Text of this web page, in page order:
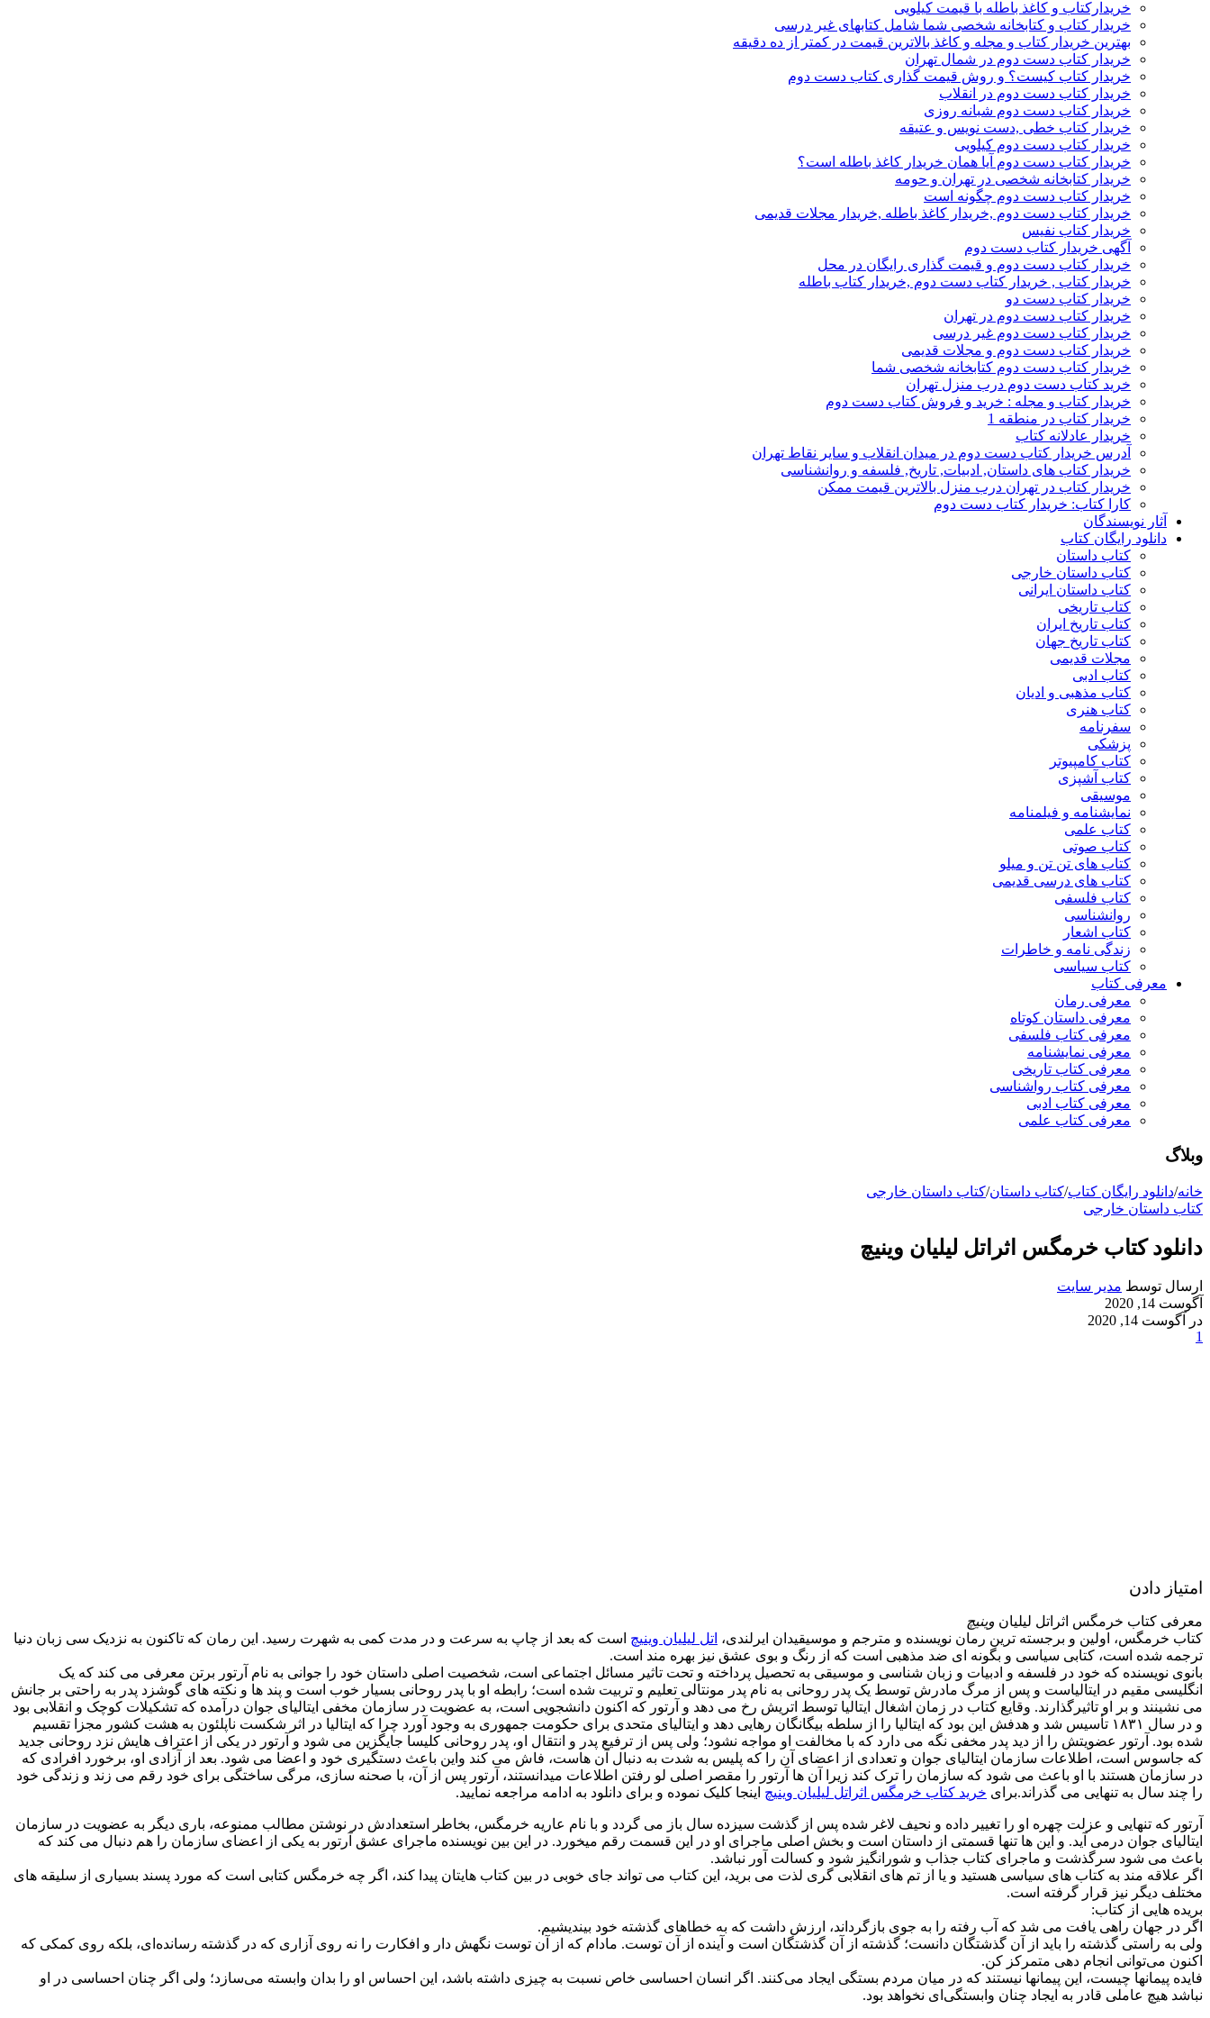
خریدارکتاب و کاغذ باطله با قیمت کیلویی
خریدار کتاب و کتابخانه شخصی شما شامل کتابهای غیر درسی
بهترین خریدار کتاب و مجله و کاغذ بالاترین قیمت در کمتر از ده دقیقه
خریدار کتاب دست دوم در شمال تهران
خریدار کتاب کیست؟ و روش قیمت گذاری کتاب دست دوم
خریدار کتاب دست دوم در انقلاب
خریدار کتاب دست دوم شبانه روزی
خریدار کتاب خطی ,دست نویس و عتیقه
خریدار کتاب دست دوم کیلویی
خریدار کتاب دست دوم آیا همان خریدار کاغذ باطله است؟
خریدار کتابخانه شخصی در تهران و حومه
خریدار کتاب دست دوم چگونه است
خریدار کتاب دست دوم ,خریدار کاغذ باطله ,خریدار مجلات قدیمی
خریدار کتاب نفیس
آگهی خریدار کتاب دست دوم
خریدار کتاب دست دوم و قیمت گذاری رایگان در محل
خریدار کتاب , خریدار کتاب دست دوم ,خریدار کتاب باطله
خریدار کتاب دست دو
خریدار کتاب دست دوم در تهران
خریدار کتاب دست دوم غیر درسی
خریدار کتاب دست دوم و مجلات قدیمی
خریدار کتاب دست دوم کتابخانه شخصی شما
خرید کتاب دست دوم درب منزل تهران
خریدار کتاب و مجله : خرید و فروش کتاب دست دوم
خریدار کتاب در منطقه 1
خریدار عادلانه کتاب
آدرس خریدار کتاب دست دوم در میدان انقلاب و سایر نقاط تهران
خریدار کتاب های داستان, ادبیات, تاریخ, فلسفه و روانشناسی
خریدار کتاب در تهران درب منزل بالاترین قیمت ممکن
کارا کتاب: خریدار کتاب دست دوم
آثار نویسندگان
دانلود رایگان کتاب
کتاب داستان
کتاب داستان خارجی
کتاب داستان ایرانی
کتاب تاریخی
کتاب تاریخ ایران
کتاب تاریخ جهان
مجلات قدیمی
کتاب ادبی
کتاب مذهبی و ادیان
کتاب هنری
سفرنامه
پزشکی
کتاب کامپیوتر
کتاب آشپزی
موسیقی
نمایشنامه و فیلمنامه
کتاب علمی
کتاب صوتی
کتاب های تن تن و میلو
کتاب های درسی قدیمی
کتاب فلسفی
روانشناسی
کتاب اشعار
زندگی نامه و خاطرات
کتاب سیاسی
معرفی کتاب
معرفی رمان
معرفی داستان کوتاه
معرفی کتاب فلسفی
معرفی نمایشنامه
معرفی کتاب تاریخی
معرفی کتاب رواشناسی
معرفی کتاب ادبی
معرفی کتاب علمی
وبلاگ
خانه/دانلود رایگان کتاب/کتاب داستان/کتاب داستان خارجی
کتاب داستان خارجی
دانلود کتاب خرمگس اثراتل لیلیان وینیچ
ارسال توسط مدیر سایت
آگوست 14, 2020
در آگوست 14, 2020
1
امتیاز دادن
معرفی کتاب خرمگس اثر اتل لیلیان وینیچ
کتاب خرمگس، اولین و برجسته ترین رمان نویسنده و مترجم و موسیقیدان ایرلندی، اتل لیلیان وینیچ است که بعد از چاپ به سرعت و در مدت کمی به شهرت رسید. این رمان که تاکنون به نزدیک سی زبان دنیا
ترجمه شده است، کتابی سیاسی و بگونه ای ضد مذهبی است که از رنگ و بوی عشق نیز بهره مند است.
بانوی نویسنده که خود در فلسفه و ادبیات و زبان شناسی و موسیقی به تحصیل پرداخته و تحت تاثیر مسائل اجتماعی است، شخصیت اصلی داستان خود را جوانی به نام آرتور برتن معرفی می کند که یک
انگلیسی مقیم در ایتالیاست و پس از مرگ مادرش توسط یک پدر روحانی به نام پدر مونتالی تعلیم و تربیت شده است؛ رابطه او با پدر روحانی بسیار خوب است و پند ها و نکته های گوشزد پدر به راحتی بر جانش
می نشینند و بر او تاثیرگذارند. وقایع کتاب در زمان اشغال ایتالیا توسط اتریش رخ می دهد و آرتور که اکنون دانشجویی است، به عضویت در سازمان مخفی ایتالیای جوان درآمده که تشکیلات کوچک و انقلابی بود
و در سال ۱۸۳۱ تأسیس شد و هدفش این بود که ایتالیا را از سلطه بیگانگان رهایی دهد و ایتالیای متحدی برای حکومت جمهوری به وجود آورد چرا که ایتالیا در اثر شکست ناپلئون به هشت کشور مجزا تقسیم
شده بود. آرتور عضویتش را از دید پدر مخفی نگه می دارد که با مخالفت او مواجه نشود؛ ولی پس از ترفیع پدر و انتقال او، پدر روحانی کلیسا جایگزین می شود و آرتور در یکی از اعتراف هایش نزد روحانی جدید
که جاسوس است، اطلاعات سازمان ایتالیای جوان و تعدادی از اعضای آن را که پلیس به شدت به دنبال آن هاست، فاش می کند واین باعث دستگیری خود و اعضا می شود. بعد از آزادی او، برخورد افرادی که
در سازمان هستند با او باعث می شود که سازمان را ترک کند زیرا آن ها آرتور را مقصر اصلی لو رفتن اطلاعات میدانستند، آرتور پس از آن، با صحنه سازی، مرگی ساختگی برای خود رقم می زند و زندگی خود
را چند سال به تنهایی می گذراند.برای خرید کتاب خرمگس اثراتل لیلیان وینیچ اینجا کلیک نموده و برای دانلود به ادامه مراجعه نمایید.
آرتور که تنهایی و عزلت چهره او را تغییر داده و نحیف لاغر شده پس از گذشت سیزده سال باز می گردد و با نام عاریه خرمگس، بخاطر استعدادش در نوشتن مطالب ممنوعه، باری دیگر به عضویت در سازمان
ایتالیای جوان درمی آید. و این ها تنها قسمتی از داستان است و بخش اصلی ماجرای او در این قسمت رقم میخورد. در این بین نویسنده ماجرای عشق آرتور به یکی از اعضای سازمان را هم دنبال می کند که
باعث می شود سرگذشت و ماجرای کتاب جذاب و شورانگیز شود و کسالت آور نباشد.
اگر علاقه مند به کتاب های سیاسی هستید و یا از تم های انقلابی گری لذت می برید، این کتاب می تواند جای خوبی در بین کتاب هایتان پیدا کند، اگر چه خرمگس کتابی است که مورد پسند بسیاری از سلیقه های
مختلف دیگر نیز قرار گرفته است.
بریده هایی از کتاب:
اگر در جهان راهی یافت می شد که آب رفته را به جوی بازگرداند، ارزش داشت که به خطاهای گذشته خود بیندیشیم.
ولی به راستی گذشته را باید از آن گذشتگان دانست؛ گذشته از آن گذشتگان است و آینده از آن توست. مادام که از آن توست نگهش دار و افکارت را نه روی آزاری که در گذشته رسانده‌ای، بلکه روی کمکی که
اکنون می‌توانی انجام دهی متمرکز کن.
فایده پیمانها چیست، این پیمانها نیستند که در میان مردم بستگی ایجاد می‌کنند. اگر انسان احساسی خاص نسبت به چیزی داشته باشد، این احساس او را بدان وابسته می‌سازد؛ ولی اگر چنان احساسی در او
نباشد هیچ عاملی قادر به ایجاد چنان وابستگی‌ای نخواهد بود.